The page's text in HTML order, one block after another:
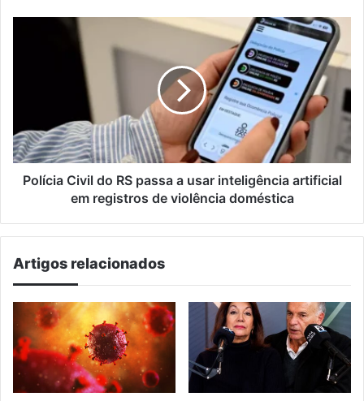
inteligência
artificial
em
violência
Polícia Civil do RS passa a usar inteligência artificial
em registros de violência doméstica
Artigos relacionados